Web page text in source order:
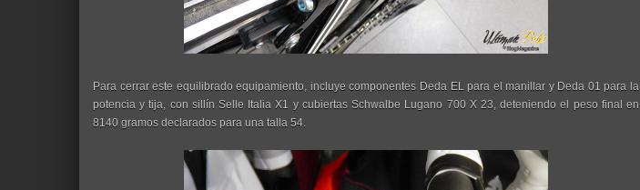
Para cerrar este equilibrado equipamiento, incluye componentes Deda EL para el manillar y Deda 01 para la
potencia y tija, con sillín Selle Italia X1 y cubiertas Schwalbe Lugano 700 X 23, deteniendo el peso final en
8140 gramos declarados para una talla 54.